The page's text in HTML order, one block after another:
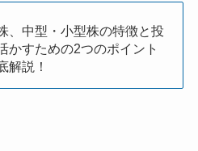
、中型・小型株の特徴と投
かすための2つのポイント
解説！